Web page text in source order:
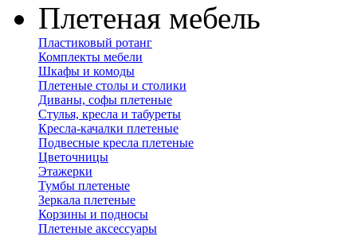
Плетеная мебель
Пластиковый ротанг
Комплекты мебели
Шкафы и комоды
Плетеные столы и столики
Диваны, софы плетеные
Стулья, кресла и табуреты
Кресла-качалки плетеные
Подвесные кресла плетеные
Цветочницы
Этажерки
Тумбы плетеные
Зеркала плетеные
Корзины и подносы
Плетеные аксессуары